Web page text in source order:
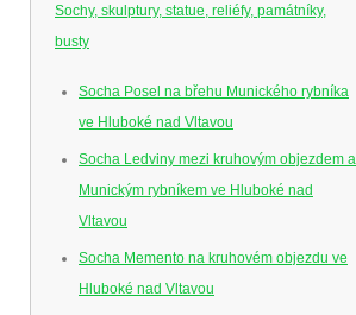
Sochy, skulptury, statue, reliéfy, památníky,
busty
Socha Posel na břehu Munického rybníka
ve Hluboké nad Vltavou
Socha Ledviny mezi kruhovým objezdem a
Munickým rybníkem ve Hluboké nad
Vltavou
Socha Memento na kruhovém objezdu ve
Hluboké nad Vltavou